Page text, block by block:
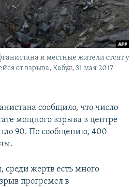
КРЫМА
и местные жители стоят у
от взрыва, Кабул, 31 мая 2017
сообщило, что число
мощного взрыва в центре
90. По сообщению, 400
среди жертв есть много
прогремел в